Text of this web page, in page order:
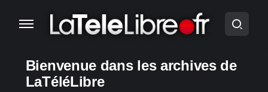
Bienvenue dans les archives de
LaTéléLibre